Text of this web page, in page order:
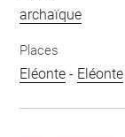
archaïque
Places
Eléonte - Eléonte